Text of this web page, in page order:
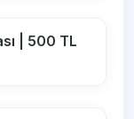
| 500 TL